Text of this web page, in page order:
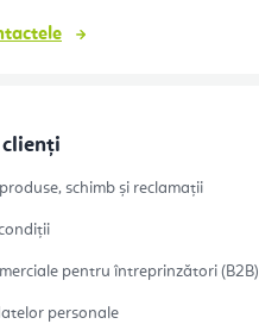
clienți
schimb și reclamații
condiții
pentru întreprinzători (B2B)
personale